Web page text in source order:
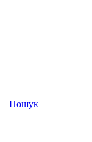
Пошук